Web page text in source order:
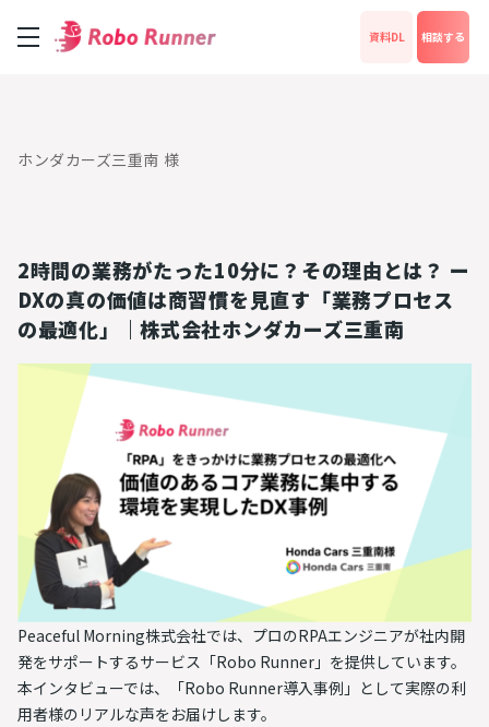
成功事例
News
運営会社
資料DL 相談する
ホンダカーズ三重南 様
2時間の業務がたった10分に？その理由とは？ ー
DXの真の価値は商習慣を見直す「業務プロセス
の最適化」｜株式会社ホンダカーズ三重南
Peaceful Morning株式会社では、プロのRPAエンジニアが社内開
発をサポートするサービス「Robo Runner」を提供しています。
本インタビューでは、「Robo Runner導入事例」として実際の利
用者様のリアルな声をお届けします。